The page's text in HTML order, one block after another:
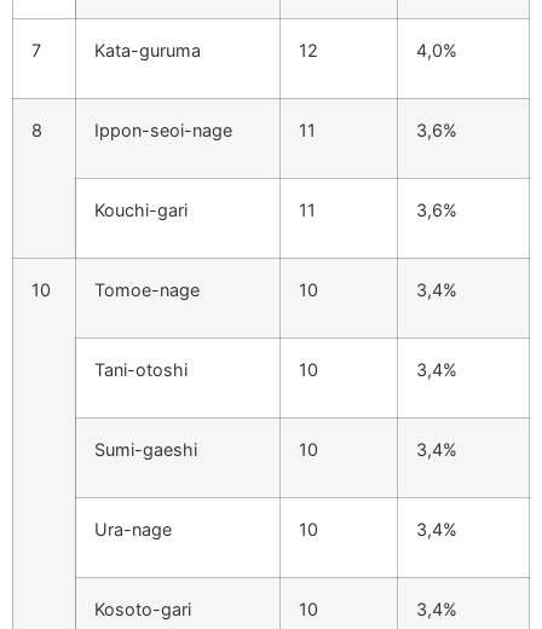
7 Kata-guruma 12 4,0%
8 Ippon-seoi-nage 11 3,6%
Kouchi-gari 11 3,6%
10 Tomoe-nage 10 3,4%
Tani-otoshi 10 3,4%
Sumi-gaeshi 10 3,4%
Ura-nage 10 3,4%
Kosoto-gari 10 3,4%